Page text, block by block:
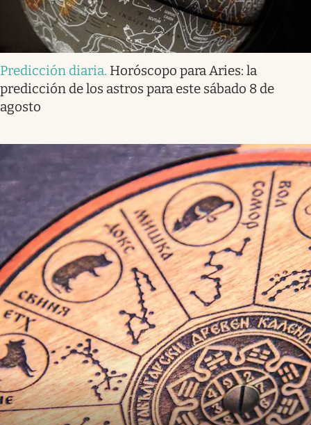
Predicción diaria. Horóscopo para Aries: la
predicción de los astros para este sábado 8 de
agosto